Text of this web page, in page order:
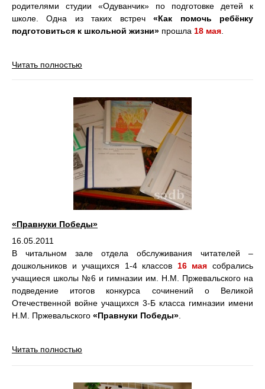
родителями студии «Одуванчик» по подготовке детей к
школе. Одна из таких встреч«Как помочь ребёнку
подготовиться к школьной жизни» прошла 18 мая
Читать полностью
«Правнуки Победы»
16.05.2011
В читальном зале отдела обслуживания читателей –
дошкольников и учащихся 1-4 классов 16 маясобрались
учащиеся школы №6 и гимназии им. Н.М. Пржевальского на
подведение итогов конкурса сочинений о Великой
Отечественной войне учащихся 3-Б класса гимназии имени
Н.М. Пржевальского «Правнуки Победы».
Читать полностью